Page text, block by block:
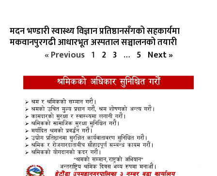
मदन भण्डारी स्वास्थ्य विज्ञान प्रतिष्ठानसँगको सहकार्यमा
मकवानपुरगढी आधारभूत अस्पताल सञ्चालनको तयारी
« Previous 1 2 3 … 5 Next »